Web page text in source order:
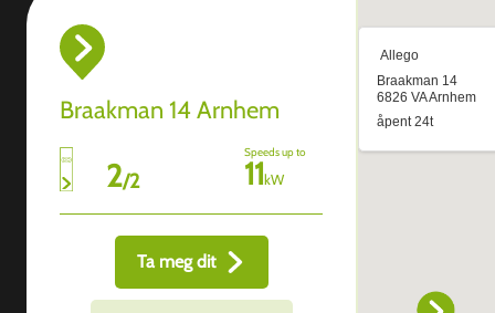
Braakman 14 Arnhem
2/2
Speeds up to
11kW
Ta meg dit